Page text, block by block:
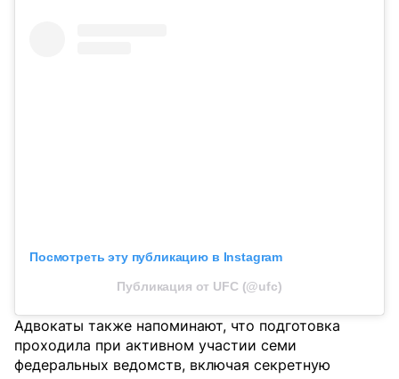
Посмотреть эту публикацию в Instagram
Публикация от UFC (@ufc)
Адвокаты также напоминают, что подготовка
проходила при активном участии семи
федеральных ведомств, включая секретную